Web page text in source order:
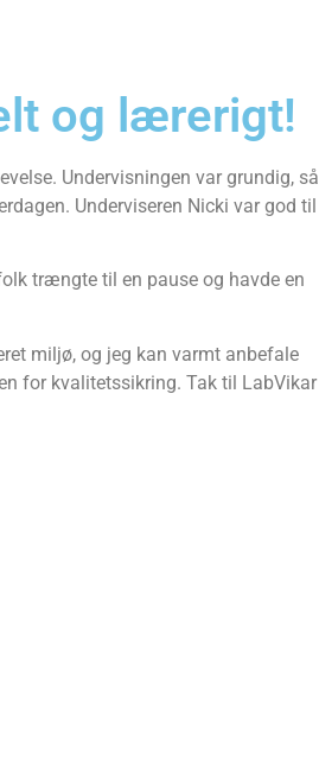
og lærerigt!
Undervisningen var grundig, så
Underviseren Nicki var god til
trængte til en pause og havde en
miljø, og jeg kan varmt anbefale
for kvalitetssikring. Tak til LabVikar